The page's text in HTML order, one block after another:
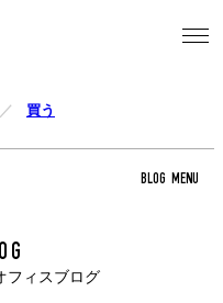
買う
BLOG MENU
フィスブログ